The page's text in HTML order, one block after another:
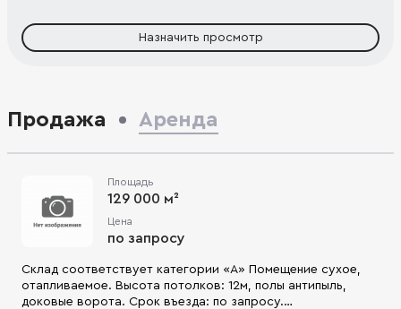
Назначить просмотр
Продажа Аренда
Площадь
129 000 м²
Цена
по запросу
Склад соответствует категории «А» Помещение сухое,
отапливаемое. Высота потолков: 12м, полы антипыль,
доковые ворота. Срок въезда: по запросу.